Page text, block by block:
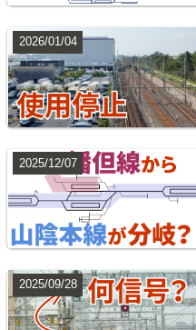
楽天市場 書泉
配線略図で辿る首都圏
2026/01/04
2025/12/07
2025/09/28